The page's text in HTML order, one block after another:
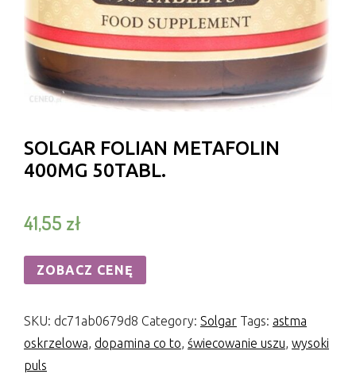
SOLGAR FOLIAN METAFOLIN
400ΜG 50TABL.
41,55 zł
ZOBACZ CENĘ
SKU: dc71ab0679d8 Category: Solgar Tags: astma
oskrzelowa, dopamina co to, świecowanie uszu, wysoki
puls